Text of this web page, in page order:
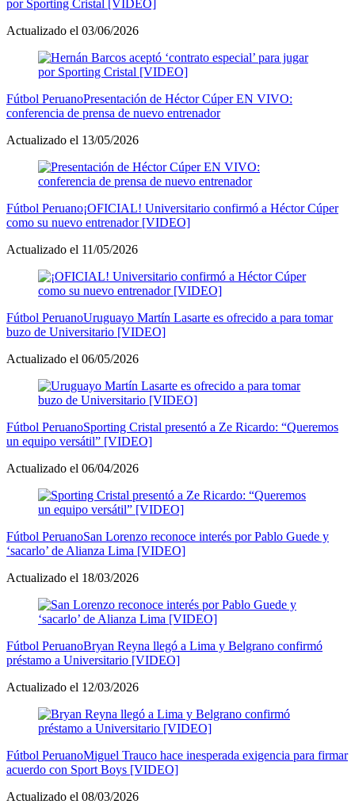
por Sporting Cristal [VIDEO]
Actualizado el 03/06/2026
Fútbol PeruanoPresentación de Héctor Cúper EN VIVO:
conferencia de prensa de nuevo entrenador
Actualizado el 13/05/2026
Fútbol Peruano¡OFICIAL! Universitario confirmó a Héctor Cúper
como su nuevo entrenador [VIDEO]
Actualizado el 11/05/2026
Fútbol PeruanoUruguayo Martín Lasarte es ofrecido a para tomar
buzo de Universitario [VIDEO]
Actualizado el 06/05/2026
Fútbol PeruanoSporting Cristal presentó a Ze Ricardo: “Queremos
un equipo versátil” [VIDEO]
Actualizado el 06/04/2026
Fútbol PeruanoSan Lorenzo reconoce interés por Pablo Guede y
‘sacarlo’ de Alianza Lima [VIDEO]
Actualizado el 18/03/2026
Fútbol PeruanoBryan Reyna llegó a Lima y Belgrano confirmó
préstamo a Universitario [VIDEO]
Actualizado el 12/03/2026
Fútbol PeruanoMiguel Trauco hace inesperada exigencia para firmar
acuerdo con Sport Boys [VIDEO]
Actualizado el 08/03/2026